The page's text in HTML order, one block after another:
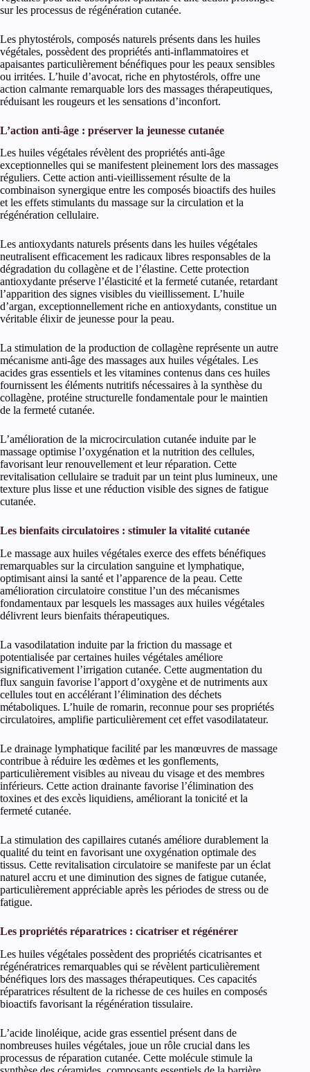
sur les processus de régénération cutanée.
Les phytostérols, composés naturels présents dans les huiles
végétales, possèdent des propriétés anti-inflammatoires et
apaisantes particulièrement bénéfiques pour les peaux sensibles
ou irritées. L’huile d’avocat, riche en phytostérols, offre une
action calmante remarquable lors des massages thérapeutiques,
réduisant les rougeurs et les sensations d’inconfort.
L’action anti-âge : préserver la jeunesse cutanée
Les huiles végétales révèlent des propriétés anti-âge
exceptionnelles qui se manifestent pleinement lors des massages
réguliers. Cette action anti-vieillissement résulte de la
combinaison synergique entre les composés bioactifs des huiles
et les effets stimulants du massage sur la circulation et la
régénération cellulaire.
Les antioxydants naturels présents dans les huiles végétales
neutralisent efficacement les radicaux libres responsables de la
dégradation du collagène et de l’élastine. Cette protection
antioxydante préserve l’élasticité et la fermeté cutanée, retardant
l’apparition des signes visibles du vieillissement. L’huile
d’argan, exceptionnellement riche en antioxydants, constitue un
véritable élixir de jeunesse pour la peau.
La stimulation de la production de collagène représente un autre
mécanisme anti-âge des massages aux huiles végétales. Les
acides gras essentiels et les vitamines contenus dans ces huiles
fournissent les éléments nutritifs nécessaires à la synthèse du
collagène, protéine structurelle fondamentale pour le maintien
de la fermeté cutanée.
L’amélioration de la microcirculation cutanée induite par le
massage optimise l’oxygénation et la nutrition des cellules,
favorisant leur renouvellement et leur réparation. Cette
revitalisation cellulaire se traduit par un teint plus lumineux, une
texture plus lisse et une réduction visible des signes de fatigue
cutanée.
Les bienfaits circulatoires : stimuler la vitalité cutanée
Le massage aux huiles végétales exerce des effets bénéfiques
remarquables sur la circulation sanguine et lymphatique,
optimisant ainsi la santé et l’apparence de la peau. Cette
amélioration circulatoire constitue l’un des mécanismes
fondamentaux par lesquels les massages aux huiles végétales
délivrent leurs bienfaits thérapeutiques.
La vasodilatation induite par la friction du massage et
potentialisée par certaines huiles végétales améliore
significativement l’irrigation cutanée. Cette augmentation du
flux sanguin favorise l’apport d’oxygène et de nutriments aux
cellules tout en accélérant l’élimination des déchets
métaboliques. L’huile de romarin, reconnue pour ses propriétés
circulatoires, amplifie particulièrement cet effet vasodilatateur.
Le drainage lymphatique facilité par les manœuvres de massage
contribue à réduire les œdèmes et les gonflements,
particulièrement visibles au niveau du visage et des membres
inférieurs. Cette action drainante favorise l’élimination des
toxines et des excès liquidiens, améliorant la tonicité et la
fermeté cutanée.
La stimulation des capillaires cutanés améliore durablement la
qualité du teint en favorisant une oxygénation optimale des
tissus. Cette revitalisation circulatoire se manifeste par un éclat
naturel accru et une diminution des signes de fatigue cutanée,
particulièrement appréciable après les périodes de stress ou de
fatigue.
Les propriétés réparatrices : cicatriser et régénérer
Les huiles végétales possèdent des propriétés cicatrisantes et
régénératrices remarquables qui se révèlent particulièrement
bénéfiques lors des massages thérapeutiques. Ces capacités
réparatrices résultent de la richesse de ces huiles en composés
bioactifs favorisant la régénération tissulaire.
L’acide linoléique, acide gras essentiel présent dans de
nombreuses huiles végétales, joue un rôle crucial dans les
processus de réparation cutanée. Cette molécule stimule la